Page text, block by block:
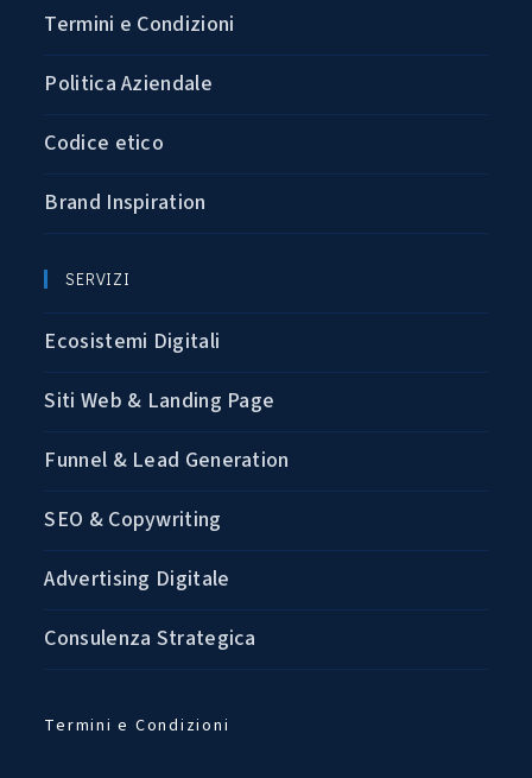
Termini e Condizioni
Politica Aziendale
Codice etico
Brand Inspiration
SERVIZI
Ecosistemi Digitali
Siti Web & Landing Page
Funnel & Lead Generation
SEO & Copywriting
Advertising Digitale
Consulenza Strategica
Termini e Condizioni